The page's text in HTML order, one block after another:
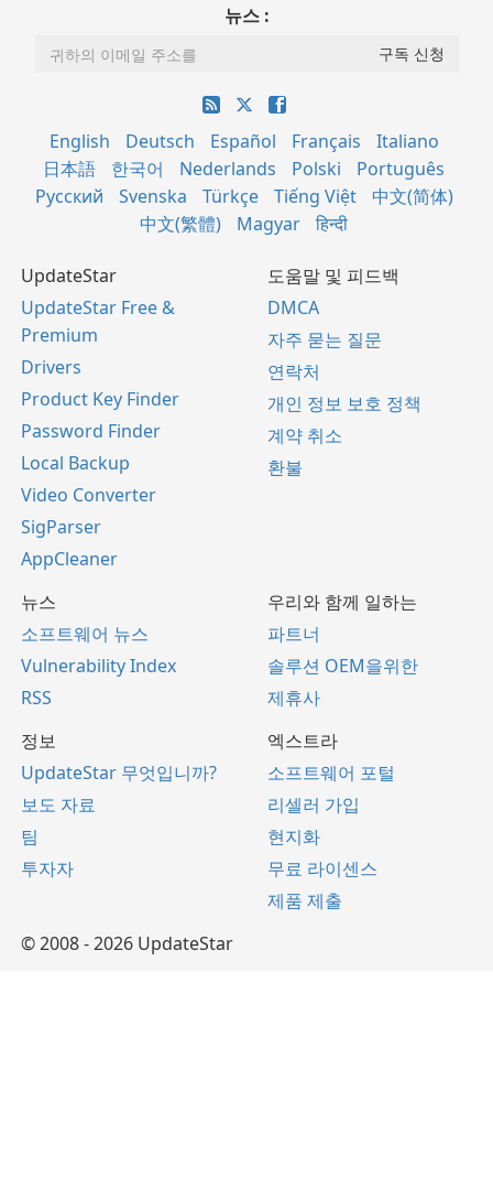
뉴스 :
English Deutsch Español Français
Italiano
日本語
한국어 Nederlands Polski
Português
Русский
Svenska Türkçe Tiếng Việt
中文(简体)
中文(繁體)
Magyar हिन्दी
UpdateStar
UpdateStar Free &
Premium
Drivers
Product Key Finder
Password Finder
Local Backup
Video Converter
SigParser
AppCleaner
도움말 및 피드백
DMCA
자주 묻는 질문
연락처
개인 정보 보호 정책
계약 취소
환불
뉴스
소프트웨어 뉴스
Vulnerability Index
RSS
우리와 함께 일하는
파트너
솔루션 OEM을위한
제휴사
정보
UpdateStar 무엇입니까?
보도 자료
팀
투자자
엑스트라
소프트웨어 포털
리셀러 가입
현지화
무료 라이센스
제품 제출
© 2008 - 2026 UpdateStar